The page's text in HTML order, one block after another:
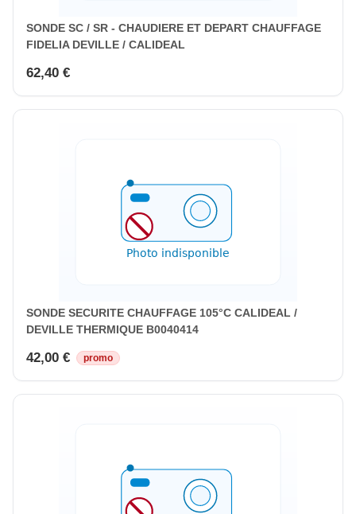
SONDE SC / SR - CHAUDIERE ET DEPART CHAUFFAGE
FIDELIA DEVILLE / CALIDEAL
62,40 €
SONDE SECURITE CHAUFFAGE 105°C CALIDEAL /
DEVILLE THERMIQUE B0040414
42,00 € promo